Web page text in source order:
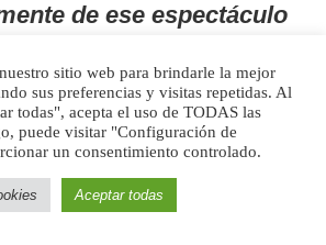
de ese espectáculo
vez tiene necesidad de
[y por tanto] lo hace
[17]
sitio web para brindarle la mejor
sus preferencias y visitas repetidas. Al
todas", acepta el uso de TODAS las
puede visitar "Configuración de
un consentimiento controlado.
Aceptar todas